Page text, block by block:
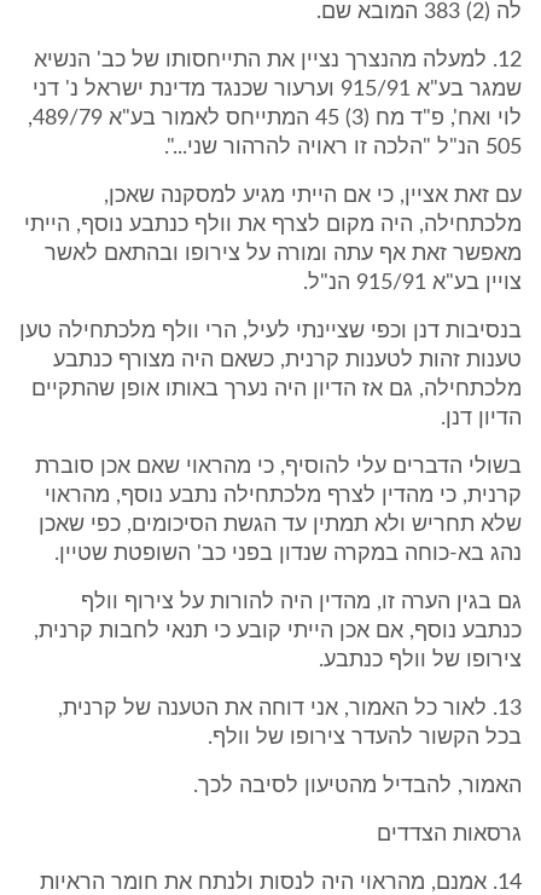
לה (2) 383 המובא שם.
12. למעלה מהנצרך נציין את התייחסותו של כב' הנשיא
שמגר בע"א 915/91 וערעור שכנגד מדינת ישראל נ' דני
לוי ואח', פ"ד מח (3) 45 המתייחס לאמור בע"א 489/79,
505 הנ"ל "הלכה זו ראויה להרהור שני...".
עם זאת אציין, כי אם הייתי מגיע למסקנה שאכן,
מלכתחילה, היה מקום לצרף את וולף כנתבע נוסף, הייתי
מאפשר זאת אף עתה ומורה על צירופו ובהתאם לאשר
צויין בע"א 915/91 הנ"ל.
בנסיבות דנן וכפי שציינתי לעיל, הרי וולף מלכתחילה טען
טענות זהות לטענות קרנית, כשאם היה מצורף כנתבע
מלכתחילה, גם אז הדיון היה נערך באותו אופן שהתקיים
הדיון דנן.
בשולי הדברים עלי להוסיף, כי מהראוי שאם אכן סוברת
קרנית, כי מהדין לצרף מלכתחילה נתבע נוסף, מהראוי
שלא תחריש ולא תמתין עד הגשת הסיכומים, כפי שאכן
נהג בא-כוחה במקרה שנדון בפני כב' השופטת שטיין.
גם בגין הערה זו, מהדין היה להורות על צירוף וולף
כנתבע נוסף, אם אכן הייתי קובע כי תנאי לחבות קרנית,
צירופו של וולף כנתבע.
13. לאור כל האמור, אני דוחה את הטענה של קרנית,
בכל הקשור להעדר צירופו של וולף.
האמור, להבדיל מהטיעון לסיבה לכך.
גרסאות הצדדים
14. אמנם, מהראוי היה לנסות ולנתח את חומר הראיות